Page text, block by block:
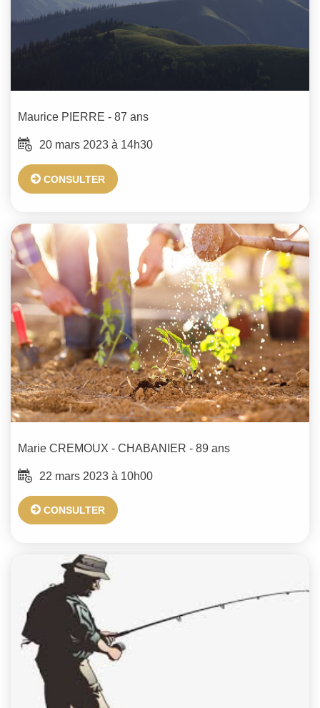
Maurice PIERRE - 87 ans
20 mars 2023 à 14h30
CONSULTER
Marie CREMOUX - CHABANIER - 89 ans
22 mars 2023 à 10h00
CONSULTER